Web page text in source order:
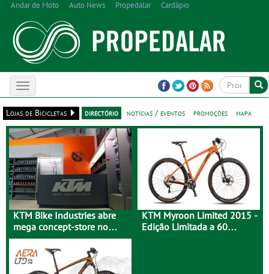
Andar de Moto Auto News Propedalar Cardápio
Toggle
navigation
Lojas de Bicicletas
directório notícias / eventos promoções mapa
KTM Bike Industries abre
mega concept-store no
Porto
KTM Myroon Limited 2015 -
Edição Limitada a 60